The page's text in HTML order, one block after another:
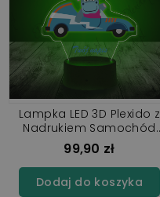
Lampka LED 3D Plexido z
Nadrukiem Samochód
Hipopotam
99,90 zł
Dodaj do koszyka